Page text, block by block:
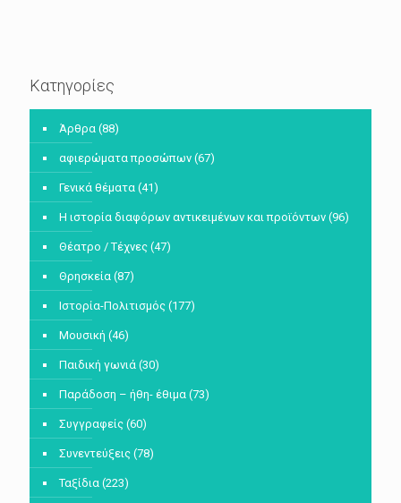
Κατηγορίες
Άρθρα (88)
αφιερώματα προσώπων (67)
Γενικά θέματα (41)
Η ιστορία διαφόρων αντικειμένων και προϊόντων (96)
Θέατρο / Τέχνες (47)
Θρησκεία (87)
Ιστορία-Πολιτισμός (177)
Μουσική (46)
Παιδική γωνιά (30)
Παράδοση – ήθη- έθιμα (73)
Συγγραφείς (60)
Συνεντεύξεις (78)
Ταξίδια (223)